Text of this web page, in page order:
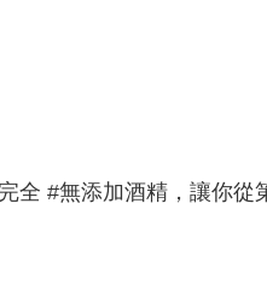
全 #無添加酒精，讓你從